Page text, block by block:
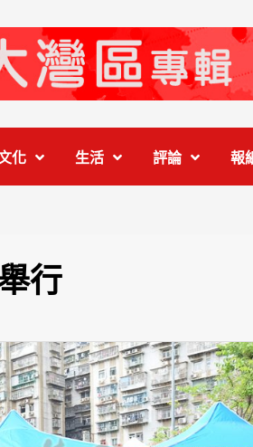
化 生活 評論 報
行